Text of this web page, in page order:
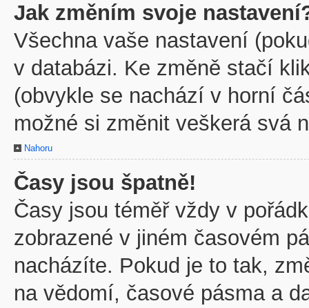
Jak změním svoje
Všechna vaše nastavení
v databázi. Ke změně stačí
(obvykle se nachází v horní
možné si změnit veškerá svá
Nahoru
Časy jsou špatně!
Časy jsou téměř vždy v
zobrazené v jiném časovém
nacházíte. Pokud je to tak,
na vědomí, časové pásma a